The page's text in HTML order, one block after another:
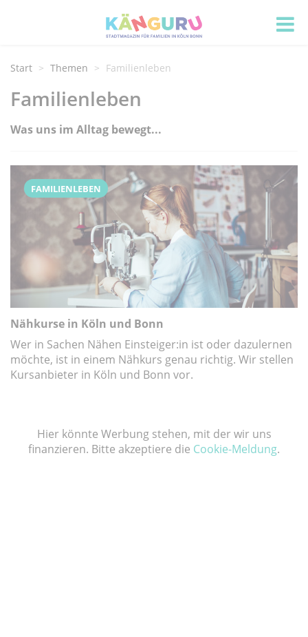
Start Themen Familienleben
Familienleben
Was uns im Alltag bewegt...
FAMILIENLEBEN
Nähkurse in Köln und Bonn
Wer in Sachen Nähen Einsteiger:in ist oder dazulernen
möchte, ist in einem Nähkurs genau richtig. Wir stellen
Kursanbieter in Köln und Bonn vor.
Hier könnte Werbung stehen, mit der wir uns
finanzieren. Bitte akzeptiere die Cookie-Meldung.